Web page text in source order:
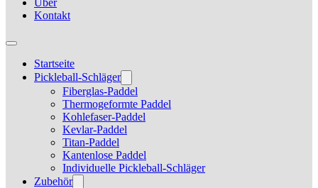
Kontakt
Startseite
Pickleball-Schläger
Fiberglas-Paddel
Thermogeformte Paddel
Kohlefaser-Paddel
Kevlar-Paddel
Titan-Paddel
Kantenlose Paddel
Individuelle Pickleball-Schläger
Zubehör